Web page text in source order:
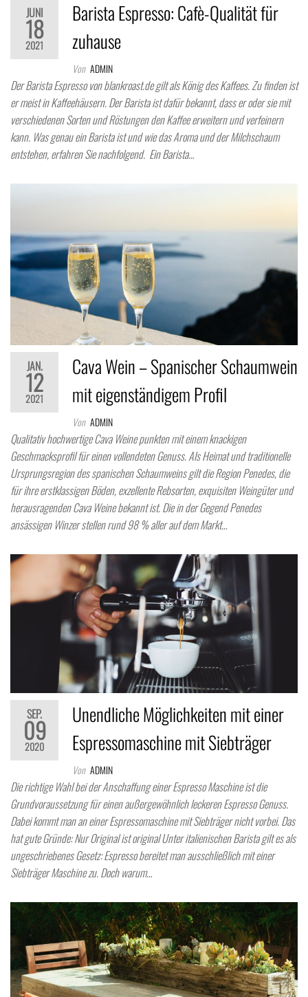
JUNI
18
2021
Barista Espresso: Cafè-Qualität für
zuhause
Von ADMIN
Der Barista Espresso von blankroast.de gilt als König des Kaffees. Zu finden ist
er meist in Kaffeehäusern. Der Barista ist dafür bekannt, dass er oder sie mit
verschiedenen Sorten und Röstungen den Kaffee erweitern und verfeinern
kann. Was genau ein Barista ist und wie das Aroma und der Milchschaum
entstehen, erfahren Sie nachfolgend. Ein Barista…
JAN.
12
2021
Cava Wein – Spanischer Schaumwein
mit eigenständigem Profil
Von ADMIN
Qualitativ hochwertige Cava Weine punkten mit einem knackigen
Geschmacksprofil für einen vollendeten Genuss. Als Heimat und traditionelle
Ursprungsregion des spanischen Schaumweins gilt die Region Penedes, die
für ihre erstklassigen Böden, exzellente Rebsorten, exquisiten Weingüter und
herausragenden Cava Weine bekannt ist. Die in der Gegend Penedes
ansässigen Winzer stellen rund 98 % aller auf dem Markt…
SEP.
09
2020
Unendliche Möglichkeiten mit einer
Espressomaschine mit Siebträger
Von ADMIN
Die richtige Wahl bei der Anschaffung einer Espresso Maschine ist die
Grundvoraussetzung für einen außergewöhnlich leckeren Espresso Genuss.
Dabei kommt man an einer Espressomaschine mit Siebträger nicht vorbei. Das
hat gute Gründe: Nur Original ist original Unter italienischen Barista gilt es als
ungeschriebenes Gesetz: Espresso bereitet man ausschließlich mit einer
Siebträger Maschine zu. Doch warum…